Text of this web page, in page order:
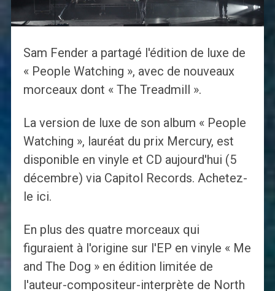
Sam Fender a partagé l'édition de luxe de
« People Watching », avec de nouveaux
morceaux dont « The Treadmill ».
La version de luxe de son album « People
Watching », lauréat du prix Mercury, est
disponible en vinyle et CD aujourd'hui (5
décembre) via Capitol Records. Achetez-
le ici.
En plus des quatre morceaux qui
figuraient à l'origine sur l'EP en vinyle « Me
and The Dog » en édition limitée de
l'auteur-compositeur-interprète de North